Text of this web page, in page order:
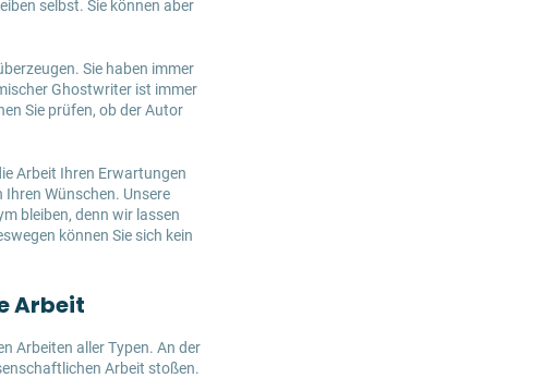
selbst. Sie können aber
Sie haben immer
Ghostwriter ist immer
Sie prüfen, ob der Autor
Arbeit Ihren Erwartungen
Wünschen. Unsere
bleiben, denn wir lassen
können Sie sich kein
Arbeit
Arbeiten aller Typen. An der
Arbeit stoßen.